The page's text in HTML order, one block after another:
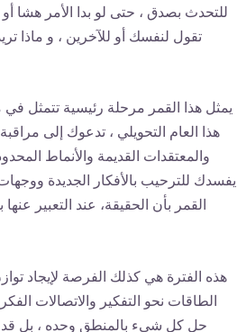
للتحدث بصدق ، حتى لو بدا الأمر هشا
تقول لنفسك أو للآخرين ، و ماذا
يمثل هذا القمر مرحلة رئيسية تتمثل
هذا العام التحويلي ، تدعوك إلى
والمعتقدات القديمة والأنماط
يفسدك للترحيب بالأفكار الجديدة
القمر بأن الحقيقة، عند التعبير
هذه الفترة هي كذلك الفرصة لإيجاد
الطاقات نحو التفكير والاتصالات
حل كل شيء بالمنطق وحده ، بل قد